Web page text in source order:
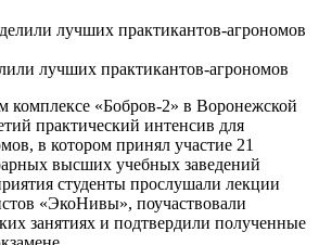
лучших практикантов-агрономов
комплексе «Бобров-2» в Воронежской
практический интенсив для
в котором принял участие 21
высших учебных заведений
студенты прослушали лекции
«ЭкоНивы», поучаствовали
занятиях и подтвердили полученные